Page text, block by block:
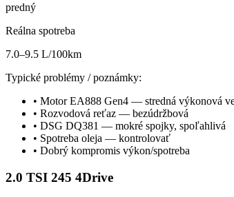
predný
Reálna spotreba
7.0–9.5 L/100km
Typické problémy / poznámky:
• Motor EA888 Gen4 — stredná výkonová
• Rozvodová reťaz — bezúdržbová
• DSG DQ381 — mokré spojky, spoľahlivá
• Spotreba oleja — kontrolovať
• Dobrý kompromis výkon/spotreba
2.0 TSI 245 4Drive